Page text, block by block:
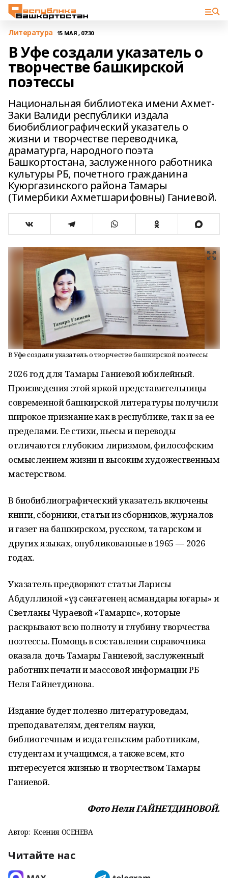
Литература 15 МАЯ , 07:30
В Уфе создали указатель о
творчестве башкирской
поэтессы
Национальная библиотека имени Ахмет-
Заки Валиди республики издала
биобиблиографический указатель о
жизни и творчестве переводчика,
драматурга, народного поэта
Башкортостана, заслуженного работника
культуры РБ, почетного гражданина
Куюргазинского района Тамары
(Тимербики Ахметшарифовны) Ганиевой.
В Уфе создали указатель о творчестве башкирской поэтессы
2026 год для Тамары Ганиевой юбилейный.
Произведения этой яркой представительницы
современной башкирской литературы получили
широкое признание как в республике, так и за ее
пределами. Ее стихи, пьесы и переводы
отличаются глубоким лиризмом, философским
осмыслением жизни и высоким художественным
мастерством.
В биобиблиографический указатель включены
книги, сборники, статьи из сборников, журналов
и газет на башкирском, русском, татарском и
других языках, опубликованные в 1965 — 2026
годах.
Указатель предворяют статьи Ларисы
Абдуллиной «Һүҙ сәнғәтенең асмандары юғары» и
Светланы Чураевой «Тамарис», которые
раскрывают всю полноту и глубину творчества
поэтессы. Помощь в составлении справочника
оказала дочь Тамары Ганиевой, заслуженный
работник печати и массовой информации РБ
Неля Гайнетдинова.
Издание будет полезно литературоведам,
преподавателям, деятелям науки,
библиотечным и издательским работникам,
студентам и учащимся, а также всем, кто
интересуется жизнью и творчеством Тамары
Ганиевой.
Фото Нели ГАЙНЕТДИНОВОЙ.
Автор: Ксения ОСЕНЕВА
Читайте нас